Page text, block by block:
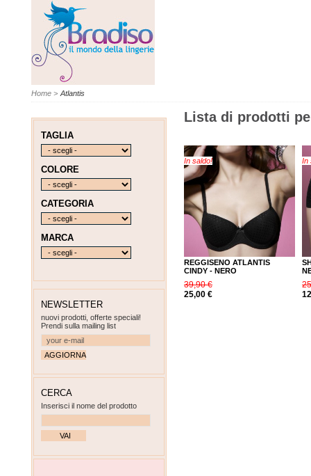
Home > Atlantis
Lista di prodotti
In saldo!
REGGISENO ATLANTIS
CINDY - NERO
39,90 €
25,00 €
In
TAGLIA
COLORE
CATEGORIA
MARCA
NEWSLETTER
nuovi prodotti, offerte speciali!
Prendi sulla mailing list
CERCA
Inserisci il nome del prodotto